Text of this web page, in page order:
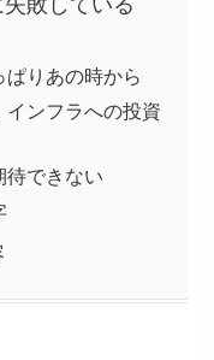
敗している
りあの時から
インフラへの投資
待できない